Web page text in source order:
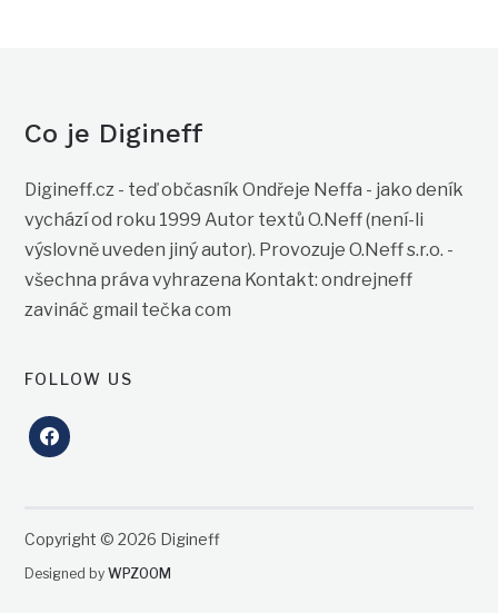
Co je Digineff
Digineff.cz - teď občasník Ondřeje Neffa - jako deník
vychází od roku 1999 Autor textů O.Neff (není-li
výslovně uveden jiný autor). Provozuje O.Neff s.r.o. -
všechna práva vyhrazena Kontakt: ondrejneff
zavináč gmail tečka com
FOLLOW US
facebook
Copyright © 2026 Digineff
Designed byWPZOOM